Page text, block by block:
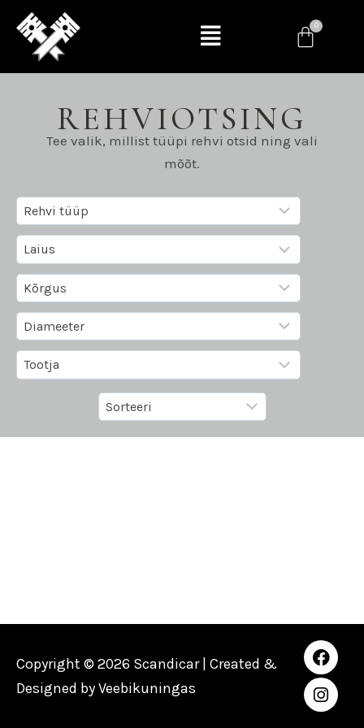
REHVIOTSING
Tee valik, millist tüüpi rehvi otsid ning vali
mõõt.
Copyright © 2026 Scandicar | Created &
Designed byVeebikuningas